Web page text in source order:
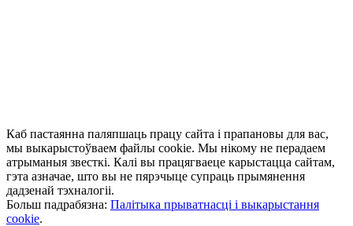
Каб пастаянна паляпшаць працу сайта і прапановы для вас,
мы выкарыстоўваем файлы cookie. Мы нікому не перадаем
атрыманыя звесткі. Калі вы працягваеце карыстацца сайтам,
гэта азначае, што вы не пярэчыце супраць прымянення
дадзенай тэхналогіі.
Больш падрабязна: Палітыка прыватнасці і выкарыстання
cookie.